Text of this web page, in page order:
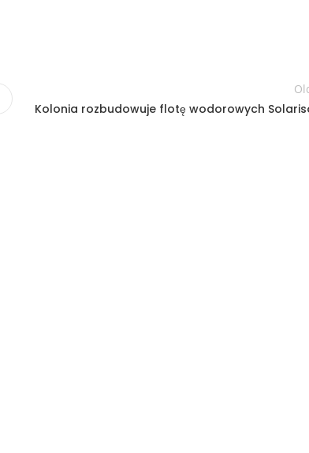
Kolonia rozbudowuje flotę wodorowych